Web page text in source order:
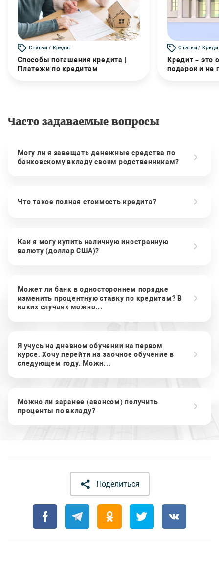
Статьи / Кредит
Способы погашения кредита |
Платежи по кредитам
Статьи /
Кредит – это
подарок и не
Часто задаваемые вопросы
Могу ли я завещать денежные средства по
банковскому вкладу своим родственникам?
Что такое полная стоимость кредита?
Как я могу купить наличную иностранную
валюту (доллар США)?
Может ли банк в одностороннем порядке
изменить процентную ставку по кредитам? В
каких случаях можно...
Я учусь на дневном обучении на первом
курсе. Хочу перейти на заочное обучение в
следующем году. Можн...
Можно ли заранее (авансом) получить
проценты по вкладу?
Поделиться